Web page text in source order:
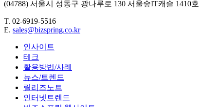
(04788) 서울시 성동구 광나루로 130 서울숲IT캐슬 1410호
T. 02-6919-5516
E. sales@bizspring.co.kr
인사이트
테크
활용방법/사례
뉴스/트렌드
릴리즈노트
인터넷트렌드